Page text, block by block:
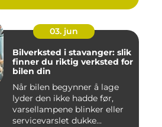
03. jun
Bilverksted i stavanger: slik
finner du riktig verksted for
bilen din
Når bilen begynner å lage
lyder den ikke hadde før,
varsellampene blinker eller
servicevarslet dukke...